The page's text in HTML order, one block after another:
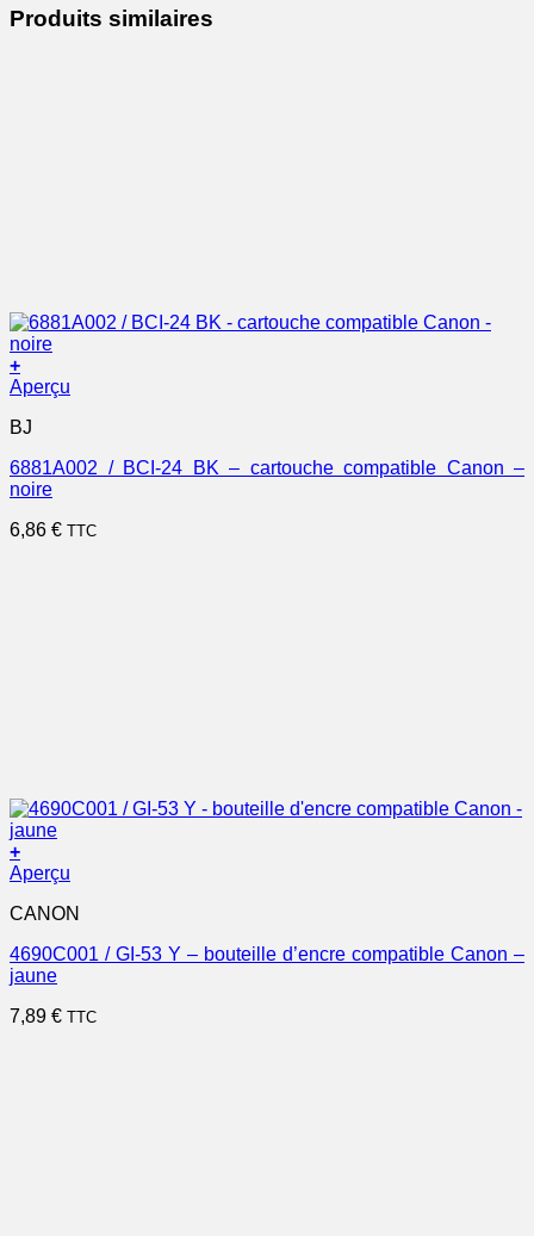
Produits similaires
+
Aperçu
BJ
6881A002 / BCI-24 BK – cartouche compatible Canon –
noire
6,86 € TTC
+
Aperçu
CANON
4690C001 / GI-53 Y – bouteille d’encre compatible Canon –
jaune
7,89 € TTC